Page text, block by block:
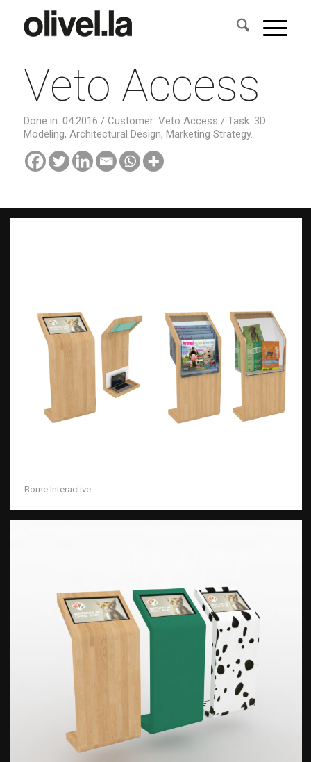
Veto Access
Done in: 04.2016 / Customer: Veto Access / Task: 3D
Modeling, Architectural Design, Marketing Strategy.
Borne Interactive